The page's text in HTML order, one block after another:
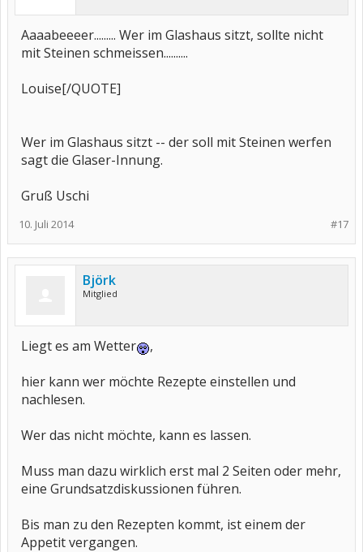
Aaaabeeeer......... Wer im Glashaus sitzt, sollte nicht
mit Steinen schmeissen..........
Louise[/QUOTE]
Wer im Glashaus sitzt -- der soll mit Steinen werfen
sagt die Glaser-Innung.
Gruß Uschi
#17
10. Juli 2014
Björk
Mitglied
Liegt es am Wetter
,
hier kann wer möchte Rezepte einstellen und
nachlesen.
Wer das nicht möchte, kann es lassen.
Muss man dazu wirklich erst mal 2 Seiten oder mehr,
eine Grundsatzdiskussionen führen.
Bis man zu den Rezepten kommt, ist einem der
Appetit vergangen.